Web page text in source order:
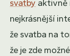
svatby aktivně
nejkrásnější
že svatba na
že je zde